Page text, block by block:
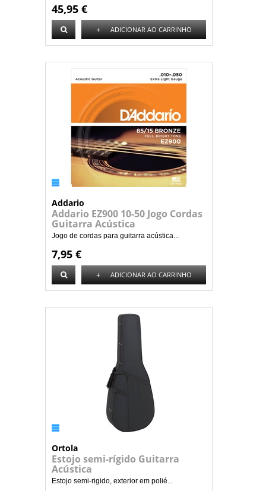
45,95 €
+ ADICIONAR AO CARRINHO
Addario
Addario EZ900 10-50 Jogo Cordas
Guitarra Acústica
Jogo de cordas para guitarra acústica...
7,95 €
+ ADICIONAR AO CARRINHO
Ortola
Estojo semi-rígido Guitarra
Acústica
Estojo semi-rigido, exterior em polié...